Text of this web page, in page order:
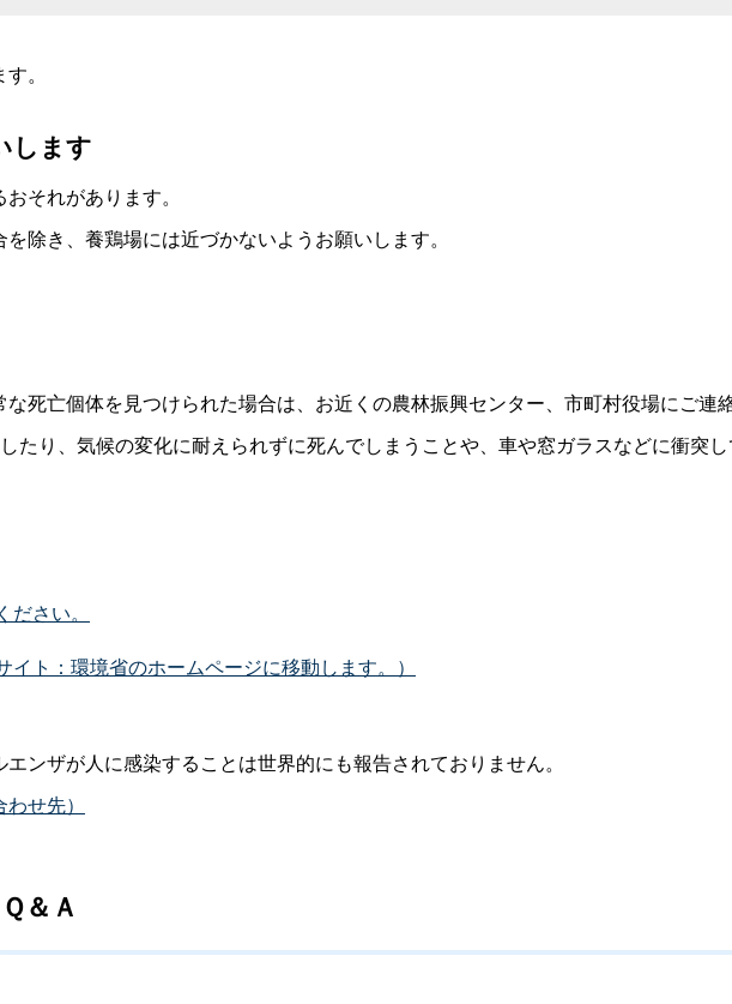
。
します
それがあります。
除き、養鶏場には近づかないようお願いします。
死亡個体を見つけられた場合は、お近くの農林振興センター、市町村役場にご連絡
たり、気候の変化に耐えられずに死んでしまうことや、車や窓ガラスなどに衝突
さい。
ト：環境省のホームページに移動します。）
ンザが人に感染することは世界的にも報告されておりません。
せ先）
＆Ａ